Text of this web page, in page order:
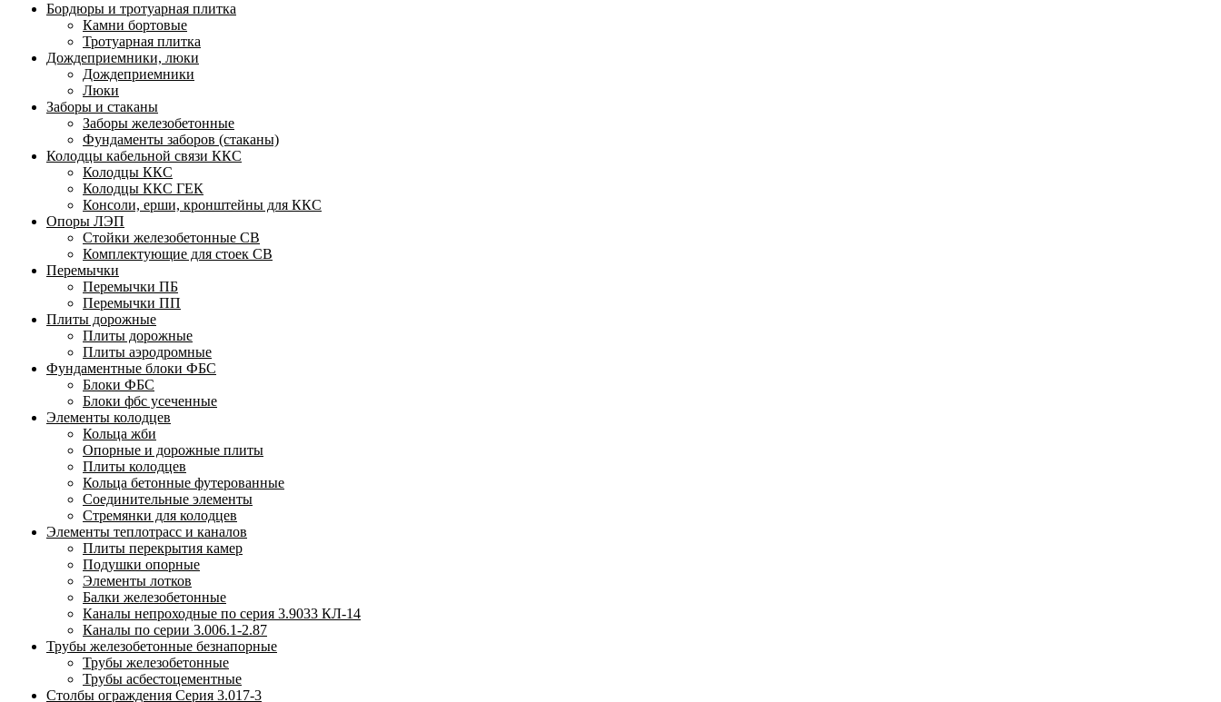
Бордюры и тротуарная плитка
Камни бортовые
Тротуарная плитка
Дождеприемники, люки
Дождеприемники
Люки
Заборы и стаканы
Заборы железобетонные
Фундаменты заборов (стаканы)
Колодцы кабельной связи ККС
Колодцы ККС
Колодцы ККС ГЕК
Консоли, ерши, кронштейны для ККС
Опоры ЛЭП
Стойки железобетонные СВ
Комплектующие для стоек СВ
Перемычки
Перемычки ПБ
Перемычки ПП
Плиты дорожные
Плиты дорожные
Плиты аэродромные
Фундаментные блоки ФБС
Блоки ФБС
Блоки фбс усеченные
Элементы колодцев
Кольца жби
Опорные и дорожные плиты
Плиты колодцев
Кольца бетонные футерованные
Соединительные элементы
Стремянки для колодцев
Элементы теплотрасс и каналов
Плиты перекрытия камер
Подушки опорные
Элементы лотков
Балки железобетонные
Каналы непроходные по серия 3.9033 КЛ-14
Каналы по серии 3.006.1-2.87
Трубы железобетонные безнапорные
Трубы железобетонные
Трубы асбестоцементные
Столбы ограждения Серия 3.017-3